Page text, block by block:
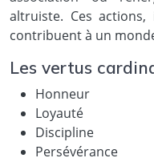
altruiste. Ces actions,
contribuent à un
Les vertus
Honneur
Loyauté
Discipline
Persévérance